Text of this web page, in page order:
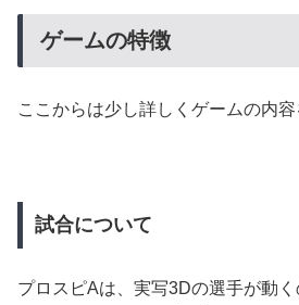
ゲームの特徴
ここからは少し詳しくゲームの内容
試合について
プロスピAは、実写3Dの選手が動